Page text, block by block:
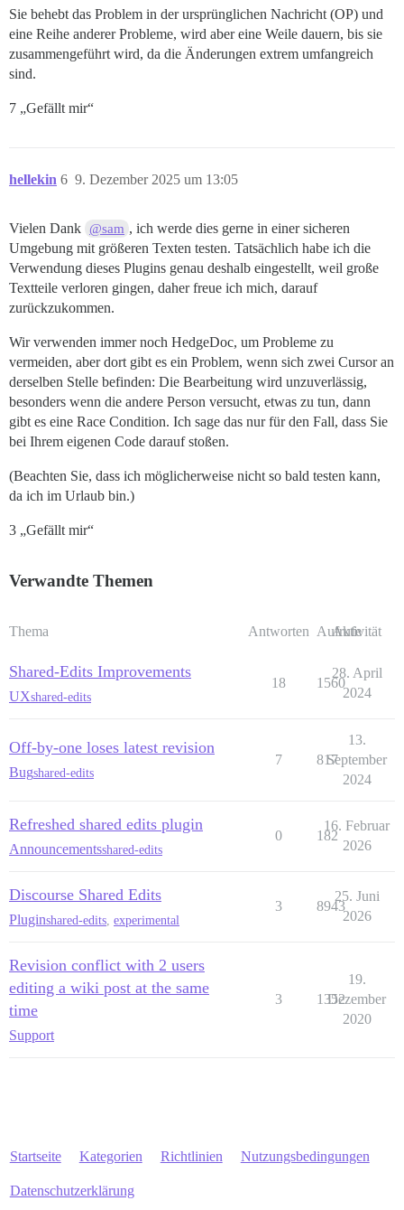
Sie behebt das Problem in der ursprünglichen Nachricht (OP) und
eine Reihe anderer Probleme, wird aber eine Weile dauern, bis sie
zusammengeführt wird, da die Änderungen extrem umfangreich
sind.
7 „Gefällt mir“
hellekin 9. Dezember 2025 um 13:05
6
Vielen Dank @sam , ich werde dies gerne in einer sicheren
Umgebung mit größeren Texten testen. Tatsächlich habe ich die
Verwendung dieses Plugins genau deshalb eingestellt, weil große
Textteile verloren gingen, daher freue ich mich, darauf
zurückzukommen.
Wir verwenden immer noch HedgeDoc, um Probleme zu
vermeiden, aber dort gibt es ein Problem, wenn sich zwei Cursor an
derselben Stelle befinden: Die Bearbeitung wird unzuverlässig,
besonders wenn die andere Person versucht, etwas zu tun, dann
gibt es eine Race Condition. Ich sage das nur für den Fall, dass Sie
bei Ihrem eigenen Code darauf stoßen.
(Beachten Sie, dass ich möglicherweise nicht so bald testen kann,
da ich im Urlaub bin.)
3 „Gefällt mir“
Verwandte Themen
Thema Antworten Aufrufe
Aktivität
Shared-Edits Improvements
UXshared-edits
18 1560
28. April
2024
Off-by-one loses latest revision
Bugshared-edits
7 817
13.
September
2024
Refreshed shared edits plugin
Announcementsshared-edits
0 182
16. Februar
2026
Discourse Shared Edits
Pluginshared-edits experimental
3 8943
25. Juni
2026
Revision conflict with 2 users
editing a wiki post at the same
time
Support
3 1352
19.
Dezember
2020
Startseite Kategorien Richtlinien Nutzungsbedingungen
Datenschutzerklärung